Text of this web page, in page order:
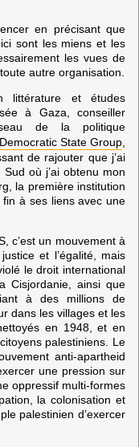
en précisant que
sont les miens et les
les vues de
autre organisation.
littérature et études
à Gaza, conseiller
de la politique
State Group
de rajouter que j’ai
où j’ai obtenu mon
la première institution
à ses liens avec une
c’est un mouvement à
et l’égalité, mais
le droit international
Cisjordanie, ainsi que
à des millions de
dans les villages et les
en 1948, et en
palestiniens. Le
anti-apartheid
une pression sur
oppressif multi-formes
la colonisation et
palestinien d’exercer